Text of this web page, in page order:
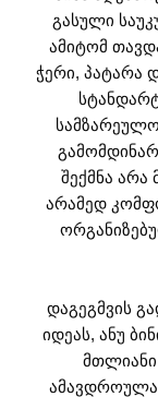
გასული
ამიტომ
ჭერი, პატარა
შექმნა
არამედ
დაგეგმვის
იდეას, ანუ